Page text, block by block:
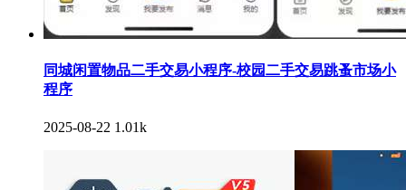
同城闲置物品二手交易小程序-校园二手交易跳蚤市场小
程序
2025-08-22 1.01k